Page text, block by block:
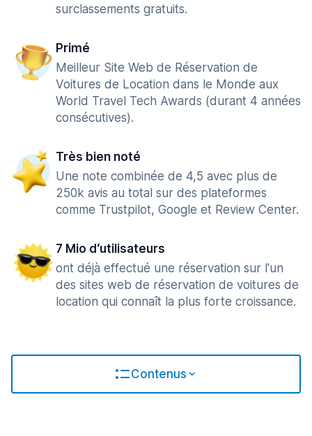
surclassements gratuits.
Primé
Meilleur Site Web de Réservation de
Voitures de Location dans le Monde aux
World Travel Tech Awards (durant 4 années
consécutives).
Très bien noté
Une note combinée de 4,5 avec plus de
250k avis au total sur des plateformes
comme Trustpilot, Google et Review Center.
7 Mio d‘utilisateurs
ont déjà effectué une réservation sur l'un
des sites web de réservation de voitures de
location qui connaît la plus forte croissance.
Contenus